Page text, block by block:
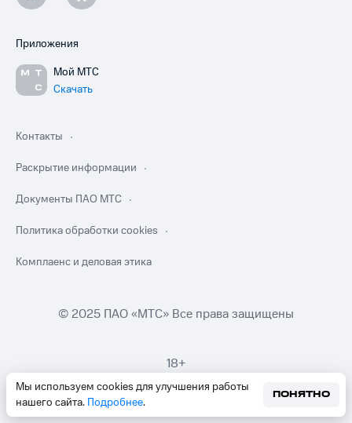
Мы используем cookies для улучшения работы
нашего сайта. Подробнее.
ПОНЯТНО
Приложения
Мой МТС
Скачать
Контакты
Раскрытие информации
Документы ПАО МТС
Политика обработки cookies
Комплаенс и деловая этика
© 2025 ПАО «МТС» Все права защищены
18+